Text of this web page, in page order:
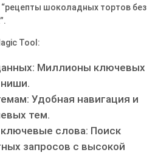
шоколадных тортов без
Tool:
Миллионы ключевых
Удобная навигация и
тем.
слова: Поиск
запросов с высокой